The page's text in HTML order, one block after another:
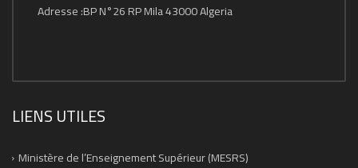
Adresse :BP N°26 RP Mila 43000 Algeria
LIENS UTILES
Ministère de l’Enseignement Supérieur (MESRS)